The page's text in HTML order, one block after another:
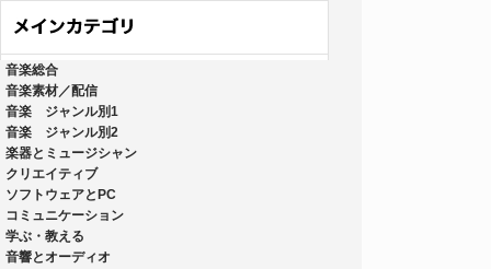
音楽総合
音楽素材／配信
音楽 ジャンル別1
音楽 ジャンル別2
楽器とミュージシャン
クリエイティブ
ソフトウェアとPC
コミュニケーション
学ぶ・教える
音響とオーディオ